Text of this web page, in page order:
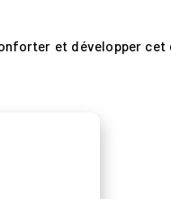
et développer cet